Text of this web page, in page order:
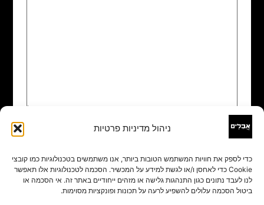
ניהול מדיניות פרטיות
כדי לספק את חוויות המשתמש הטובות ביותר, אנו משתמשים בטכנולוגיות כמו קובצי
Cookie כדי לאחסן ו/או לגשת למידע על המכשיר. הסכמה לטכנולוגיות אלו תאפשר
לנו לעבד נתונים כגון התנהגות גלישה או מזהים ייחודיים באתר זה. אי הסכמה או
ביטול הסכמה עלולים להשפיע לרעה על תכונות ופונקציות מסוימות.
שם
אימייל*